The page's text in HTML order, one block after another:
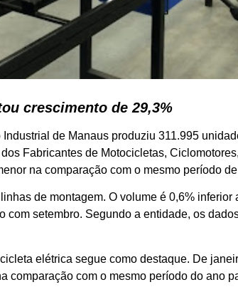
crescimento de 29,3%
de Manaus produziu 311.995
Fabricantes de Motocicletas,
na comparação com o mesmo período
de montagem. O volume é 0,6%
com setembro. Segundo a entidade, os
elétrica segue como destaque. De
comparação com o mesmo período do ano